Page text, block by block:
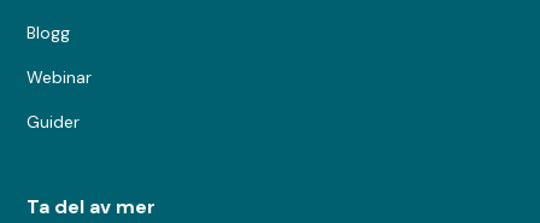
Blogg
Webinar
Guider
Ta del av mer